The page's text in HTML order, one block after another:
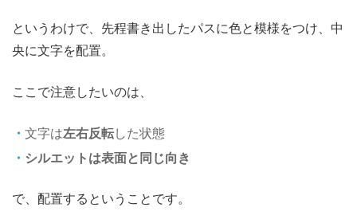
というわけで、先程書き出したパスに色と模様をつけ、中
央に文字を配置。
ここで注意したいのは、
文字は左右反転した状態
シルエットは表面と同じ向き
で、配置するということです。